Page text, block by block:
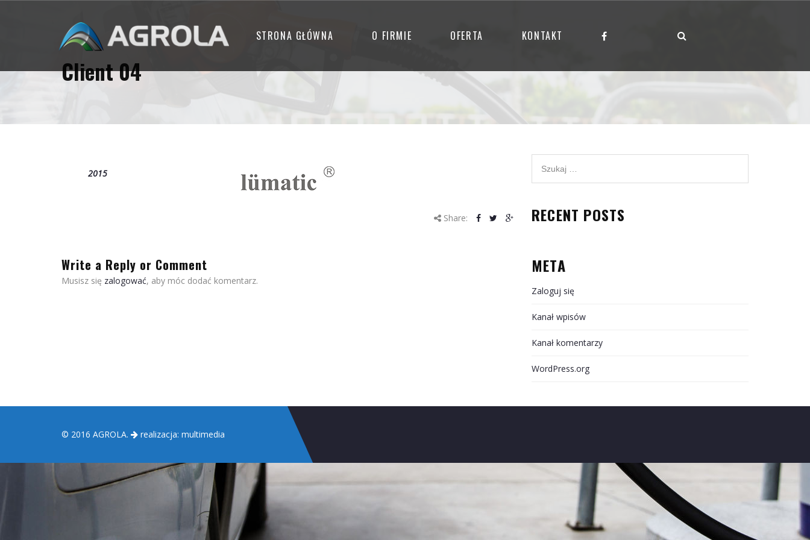
STRONA GŁÓWNA O FIRMIE OFERTA KONTAKT
Client 04
2015
Share:
Write a Reply or Comment
Musisz się zalogować, aby móc dodać komentarz.
RECENT POSTS
META
Zaloguj się
Kanał wpisów
Kanał komentarzy
WordPress.org
© 2016 AGROLA. realizacja: multimedia